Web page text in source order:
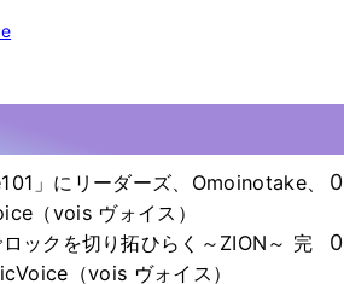
」にリーダーズ、Omoinotake、
（vois ヴォイス）
0
ロックを切り拓ひらく～ZION～ 完
（vois ヴォイス）
0